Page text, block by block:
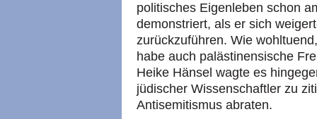
politisches Eigenleben schon
demonstriert, als er sich
zurückzuführen. Wie
habe auch palästinensische
Heike Hänsel wagte es
jüdischer Wissenschaftler zu
Antisemitismus abraten.